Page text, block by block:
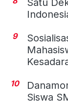
Satu
9
10
Siswa